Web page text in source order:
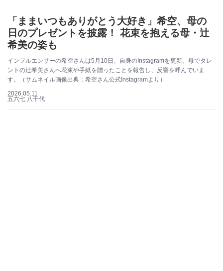
「ままいつもありがとう大好き」希空、母の
日のプレゼントを披露！ 花束を抱える母・辻
希美の姿も
インフルエンサーの希空さんは5月10日、自身のInstagramを更新。母でタレ
ントの辻希美さんへ花束や手紙を贈ったことを報告し、反響を呼んでいま
す。（サムネイル画像出典：希空さん公式Instagramより）
2026.05.11
五六七 八千代